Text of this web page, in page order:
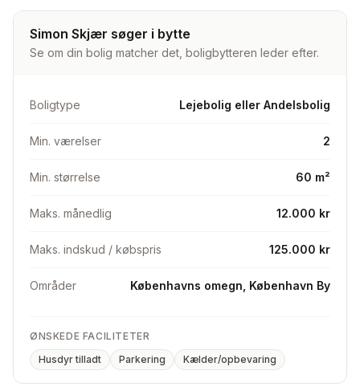
mose der begge er indenfor 1 km væk
- Andet: 2x katte tilladt 🐈‍⬛🐈, hyggelig stor gård, tæt på
mange handlemuligheder med 150 m. til nærmeste
250S mv.
Ønskes:
3-4 værelses lejlighed i Hvidovre/Valby, eller
Simon Skjær søger i bytte
Se om din bolig matcher det, boligbytteren leder efter.
Boligtype Lejebolig eller Andelsbolig
Min. værelser 2
Min. størrelse 60 m²
Maks. månedlig 12.000 kr
Maks. indskud / købspris 125.000 kr
Områder Københavns omegn, København By
ØNSKEDE FACILITETER
Husdyr tilladt
Parkering Kælder/opbevaring